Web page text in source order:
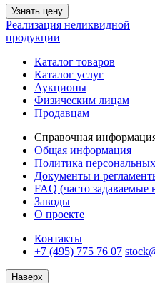
Узнать цену
Реализация неликвидной
продукции
Каталог товаров
Каталог услуг
Аукционы
Физическим лицам
Продавцам
Справочная
Общая информация
Политика
Документы и
FAQ (часто задаваемые
Заводы
О проекте
Контакты
+7 (495) 775 76 07
Наверх